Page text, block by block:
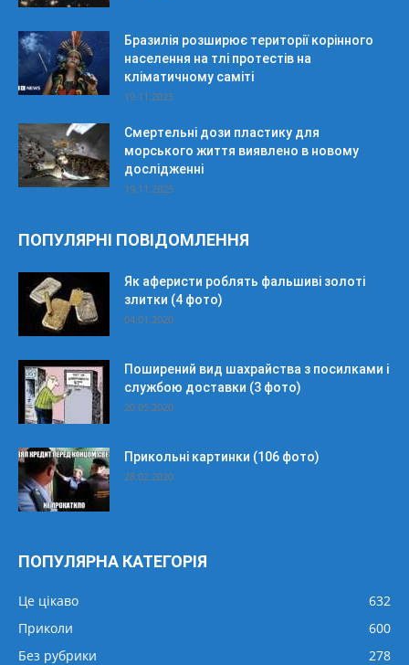
Бразилія розширює території корінного
населення на тлі протестів на
кліматичному саміті
19.11.2025
Смертельні дози пластику для
морського життя виявлено в новому
дослідженні
19.11.2025
ПОПУЛЯРНІ ПОВІДОМЛЕННЯ
Як аферисти роблять фальшиві золоті
злитки (4 фото)
04.01.2020
Поширений вид шахрайства з посилками і
службою доставки (3 фото)
20.05.2020
Прикольні картинки (106 фото)
28.02.2020
ПОПУЛЯРНА КАТЕГОРІЯ
Це цікаво
632
Приколи
600
Без рубрики
278